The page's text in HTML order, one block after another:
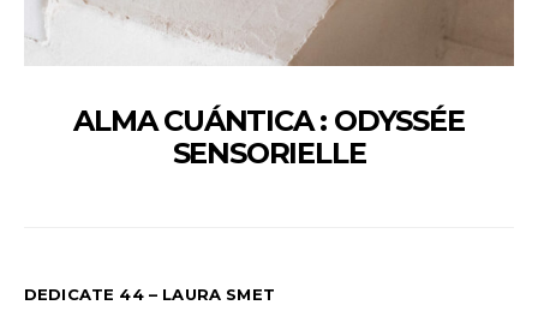
ALMA CUÁNTICA : ODYSSÉE
SENSORIELLE
DEDICATE 44 – LAURA SMET